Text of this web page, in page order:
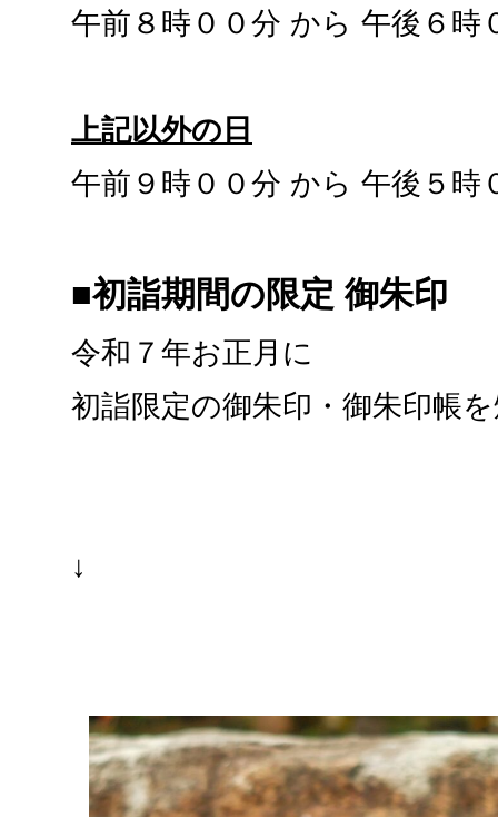
午前８時００分 から 午後６時
上記以外の日
午前９時００分 から 午後５時
■初詣期間の限定 御朱印
令和７年お正月に
初詣限定の御朱印・御朱印帳
↓